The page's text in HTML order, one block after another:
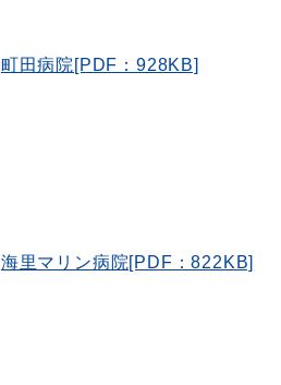
町田病院[PDF：928KB]
海里マリン病院[PDF：822KB]